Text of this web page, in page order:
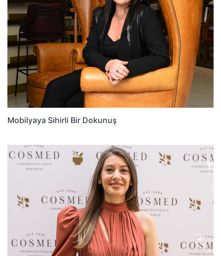
Mobilyaya Sihirli Bir Dokunuş